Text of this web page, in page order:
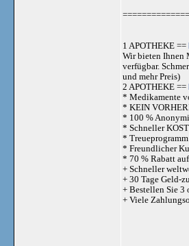
1 APOTHEKE ==
Wir bieten Ihnen
verfügbar.
und mehr Preis)
2 APOTHEKE ==
* Medikamente
* KEIN
* 100 %
* Schneller
* Treueprogramm
* Freundlicher
* 70 % Rabatt
+ Schneller
+ 30 Tage Geld-
+ Bestellen Sie 3
+ Viele